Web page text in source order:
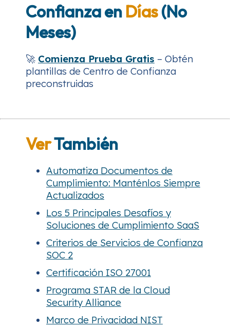
Confianza en Días(No
Meses)
🚀 Comienza Prueba Gratis – Obtén
plantillas de Centro de Confianza
preconstruidas
VerTambién
Automatiza Documentos de
Cumplimiento: Manténlos Siempre
Actualizados
Los 5 Principales Desafíos y
Soluciones de Cumplimiento SaaS
Criterios de Servicios de Confianza
SOC 2
Certificación ISO 27001
Programa STAR de la Cloud
Security Alliance
Marco de Privacidad NIST